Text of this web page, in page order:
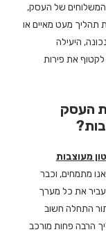
של העסק,
תהליך מעט מאיים או
היעילה
את פירות
העסק
מעוצבות
מתמחים, וכבר
את כל מערך
התחלה חשוב
הרבה פחות מורכב